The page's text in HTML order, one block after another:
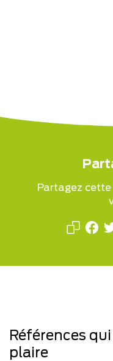
Partagez
Références
plaire